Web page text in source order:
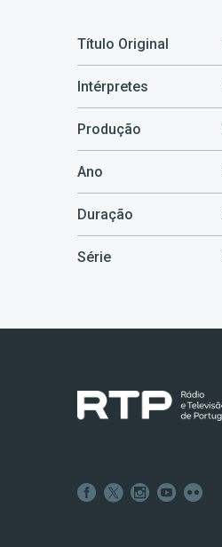
Título Original
Intérpretes
Produção
Ano
Duração
Série